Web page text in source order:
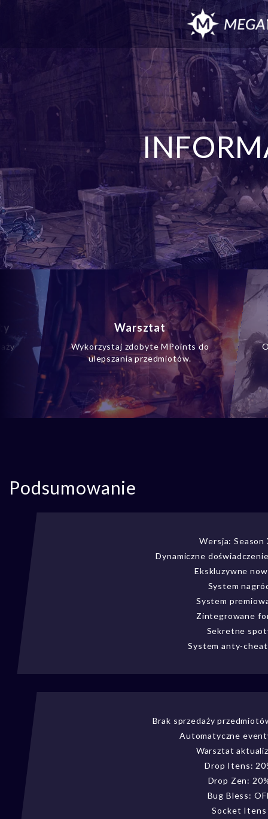
Warsztat
Wykorzystaj zdobyte MPoints do
ulepszania przedmiotów.
Podsumowanie
Wersja: Season
Dynamiczne
Ekskluzywne
System
System
Zintegrowane
Sekretne
System anty-
Brak sprzedaży
Automatyczne
Warsztat
Drop Itens:
Drop Zen:
Bug Bless:
Socket Itens